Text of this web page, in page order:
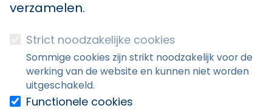
verzamelen.
Strict noodzakelijke cookies
Sommige cookies zijn strikt noodzakelijk voor de
werking van de website en kunnen niet worden
uitgeschakeld.
Functionele cookies